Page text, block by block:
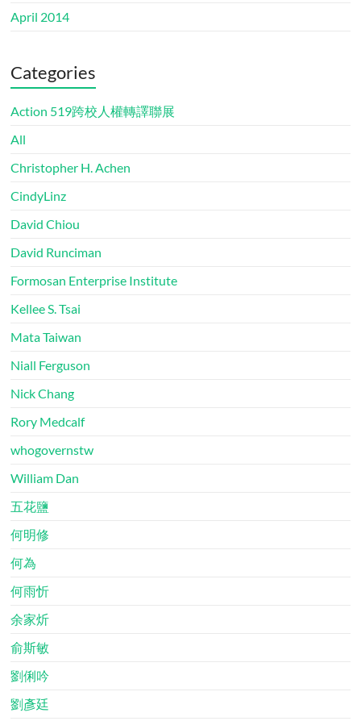
April 2014
Categories
Action 519跨校人權轉譯聯展
All
Christopher H. Achen
CindyLinz
David Chiou
David Runciman
Formosan Enterprise Institute
Kellee S. Tsai
Mata Taiwan
Niall Ferguson
Nick Chang
Rory Medcalf
whogovernstw
William Dan
五花鹽
何明修
何為
何雨忻
余家炘
俞斯敏
劉俐吟
劉彥廷